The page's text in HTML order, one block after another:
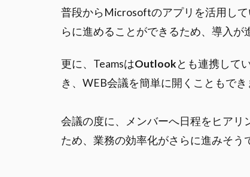
普段からMicrosoftのアプリを活用し
らに進めることができるため、導入が
更に、TeamsはOutlookとも連携して
き、WEB会議を簡単に開くこともでき
会議の度に、メンバーへ日程をヒア
ため、業務の効率化がさらに進みそう